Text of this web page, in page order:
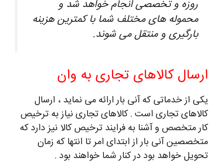
روزه و تخصصی انجام خواهد شد و
محموله های مختلف شما با کمترین هزینه
بارگیری و منتقل می شوند.
ارسال کالاهای تجاری به وان
یکی از خدماتی که آنی بار ارائه می نماید ، ارسال
کالاهای تجاری است . کالاهای تجاری نیاز به ترخیص
کار متخصص و آشنا به فرایند ترخیص کالا نیز دارد که
متخصصین آنی بار از ابتدای امر تا انتها که زمان
تحویل خواهد بود در کنار شما خواهند بود .